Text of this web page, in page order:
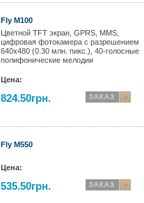
Fly M100
Цветной TFT экран, GPRS, MMS,
цифровая фотокамера с разрешением
640x480 (0.30 млн. пикс.), 40-голосные
полифонические мелодии
Цена:
824.50грн.
Fly M550
Цена:
535.50грн.